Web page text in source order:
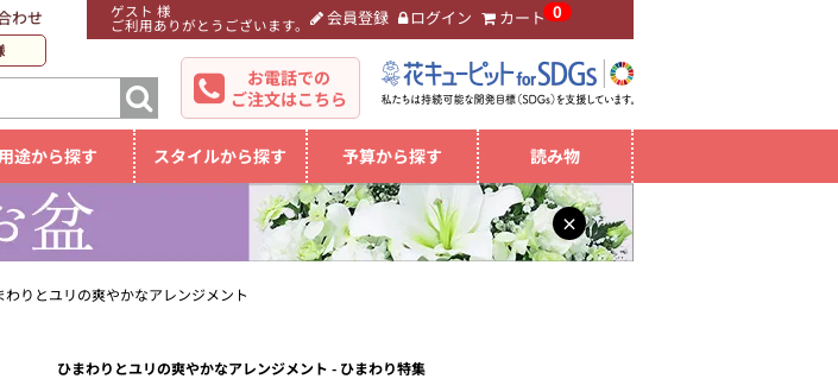
ゲスト 様
ご利用ありがとうございます。 会員登録 ログイン カート 0
わせ
お電話での
ご注文はこちら
途から探す スタイルから探す 予算から探す 読み物
×
わりとユリの爽やかなアレンジメント
ひまわりとユリの爽やかなアレンジメント - ひまわり特集